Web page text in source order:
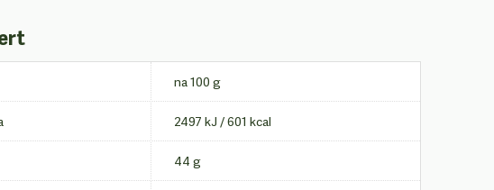
na 100 g
2497 kJ / 601 kcal
44 g